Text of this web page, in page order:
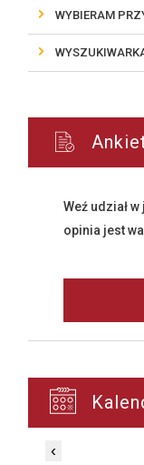
WYBIERAM
Weź udział
opinia jest
‹